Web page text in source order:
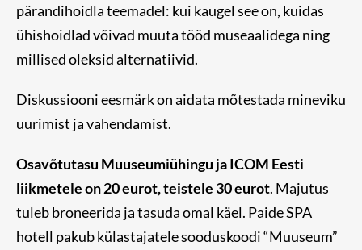
pärandihoidla teemadel: kui kaugel see on, kuidas
ühishoidlad võivad muuta tööd museaalidega ning
millised oleksid alternatiivid.
Diskussiooni eesmärk on aidata mõtestada mineviku
uurimist ja vahendamist.
Osavõtutasu Muuseumiühingu ja ICOM Eesti
liikmetele on 20 eurot, teistele 30 eurot. Majutus
tuleb broneerida ja tasuda omal käel. Paide SPA
hotell pakub külastajatele sooduskoodi “Muuseum”